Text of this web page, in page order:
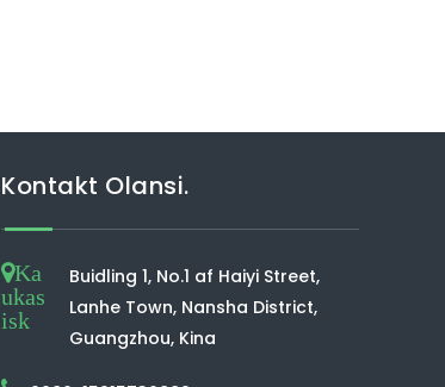
Kontakt Olansi.
Ka
ukas
isk
Buidling 1, No.1 af Haiyi Street,
Lanhe Town, Nansha District,
Guangzhou, Kina